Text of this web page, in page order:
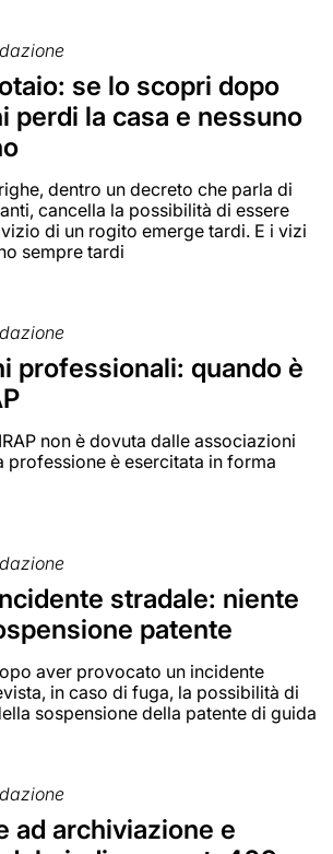
se lo scopri dopo
perdi la casa e nessuno
dentro un decreto che parla di
cancella la possibilità di essere
di un rogito emerge tardi. E i vizi
sempre tardi
professionali: quando è
non è dovuta dalle associazioni
professione è esercitata in forma
stradale: niente
patente
aver provocato un incidente
in caso di fuga, la possibilità di
sospensione della patente di guida
ad archiviazione e